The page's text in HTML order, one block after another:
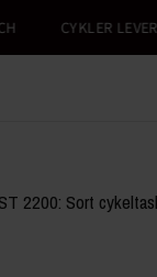
CYKLER